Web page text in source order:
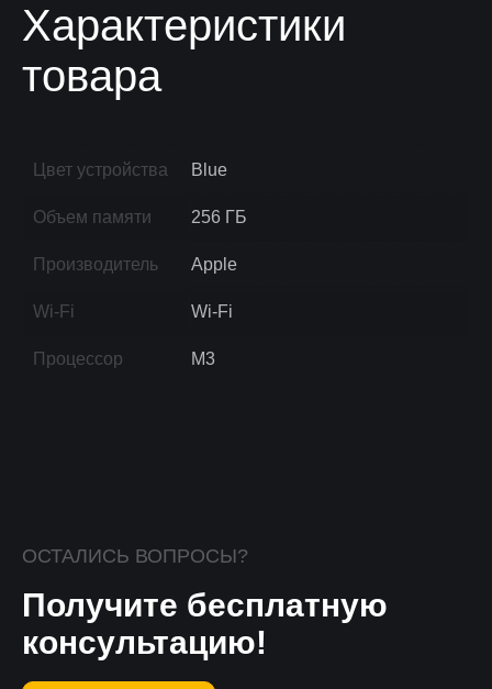
Характеристики
товара
Цвет устройства Blue
Объем памяти 256 ГБ
Производитель Apple
Wi-Fi Wi-Fi
Процессор M3
ОСТАЛИСЬ ВОПРОСЫ?
Получите бесплатную
консультацию!